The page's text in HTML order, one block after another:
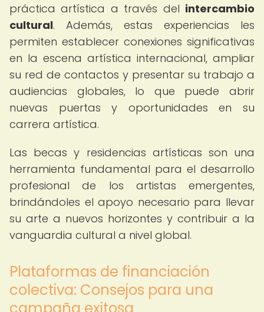
práctica artística a través del intercambio
cultural. Además, estas experiencias les
permiten establecer conexiones significativas
en la escena artística internacional, ampliar
su red de contactos y presentar su trabajo a
audiencias globales, lo que puede abrir
nuevas puertas y oportunidades en su
carrera artística.
Las becas y residencias artísticas son una
herramienta fundamental para el desarrollo
profesional de los artistas emergentes,
brindándoles el apoyo necesario para llevar
su arte a nuevos horizontes y contribuir a la
vanguardia cultural a nivel global.
Plataformas de financiación
colectiva: Consejos para una